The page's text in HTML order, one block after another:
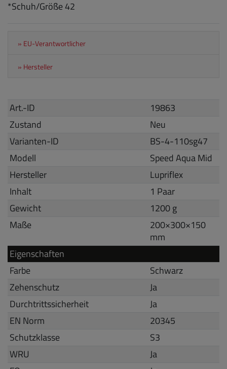
*Schuh/Größe 42
» EU-Verantwortlicher
» Hersteller
Art.-ID
19863
Zustand
Neu
Varianten-ID
BS-4-110sg47
Modell
Speed Aqua Mid
Hersteller
Lupriflex
Inhalt
1 Paar
Gewicht
1200 g
Maße
200×300×150
mm
Eigenschaften
Farbe
Schwarz
Zehenschutz
Ja
Durchtrittssicherheit
Ja
EN Norm
20345
Schutzklasse
S3
WRU
Ja